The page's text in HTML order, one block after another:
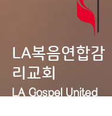
LA복음연합감
리교회
LA Gospel United